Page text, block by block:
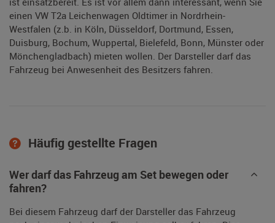
einen VW T2a Leichenwagen Oldtimer in Nordrhein-
Westfalen (z.b. in Köln, Düsseldorf, Dortmund, Essen,
Duisburg, Bochum, Wuppertal, Bielefeld, Bonn, Münster oder
Mönchengladbach) mieten wollen. Der Darsteller darf das
Fahrzeug bei Anwesenheit des Besitzers fahren.
Häufig gestellte Fragen
Wer darf das Fahrzeug am Set bewegen oder
fahren?
Bei diesem Fahrzeug darf der Darsteller das Fahrzeug